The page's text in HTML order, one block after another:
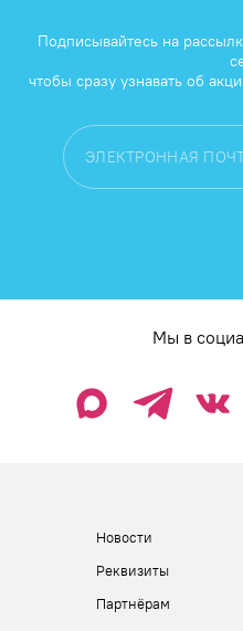
Подписывайтесь на
чтобы сразу узнавать об
Мы в
Новости
Реквизиты
Партнёрам